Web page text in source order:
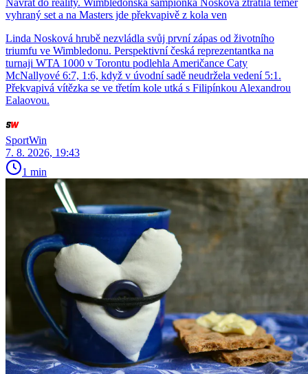
Návrat do reality. Wimbledonská šampionka Nosková ztratila téměř
vyhraný set a na Masters jde překvapivě z kola ven
Linda Nosková hrubě nezvládla svůj první zápas od životního
triumfu ve Wimbledonu. Perspektivní česká reprezentantka na
turnaji WTA 1000 v Torontu podlehla Američance Caty
McNallyové 6:7, 1:6, když v úvodní sadě neudržela vedení 5:1.
Překvapivá vítězka se ve třetím kole utká s Filipínkou Alexandrou
Ealaovou.
SportWin
7. 8. 2026, 19:43
1 min